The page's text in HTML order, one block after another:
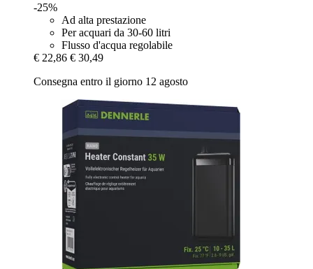
-25%
Ad alta prestazione
Per acquari da 30-60 litri
Flusso d'acqua regolabile
€ 22,86 € 30,49
Consegna entro il giorno 12 agosto